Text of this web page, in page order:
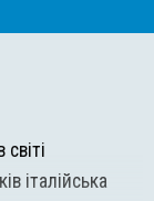
італійська